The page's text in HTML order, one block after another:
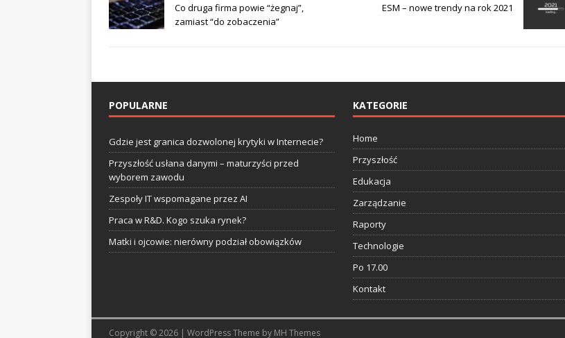
Co druga firma powie “żegnaj”,
zamiast “do zobaczenia”
ESM – nowe trendy na rok 2021
POPULARNE
Gdzie jest granica dozwolonej krytyki w Internecie?
Przyszłość usłana danymi – maturzyści przed
wyborem zawodu
Zespoły IT wspomagane przez AI
Praca w R&D. Kogo szuka rynek?
Matki i ojcowie: nierówny podział obowiązków
KATEGORIE
Home
Przyszłość
Edukacja
Zarządzanie
Raporty
Technologie
Po 17.00
Kontakt
Copyright © 2026 | WordPress Theme by MH Themes